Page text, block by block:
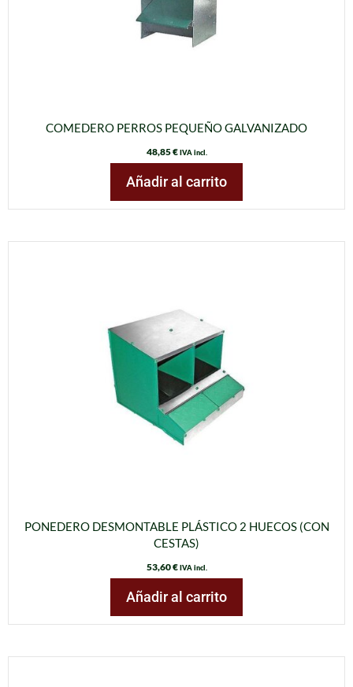
COMEDERO PERROS PEQUEÑO GALVANIZADO
48,85€ IVA incl.
Añadir al carrito
PONEDERO DESMONTABLE PLÁSTICO 2 HUECOS (CON
CESTAS)
53,60€ IVA incl.
Añadir al carrito